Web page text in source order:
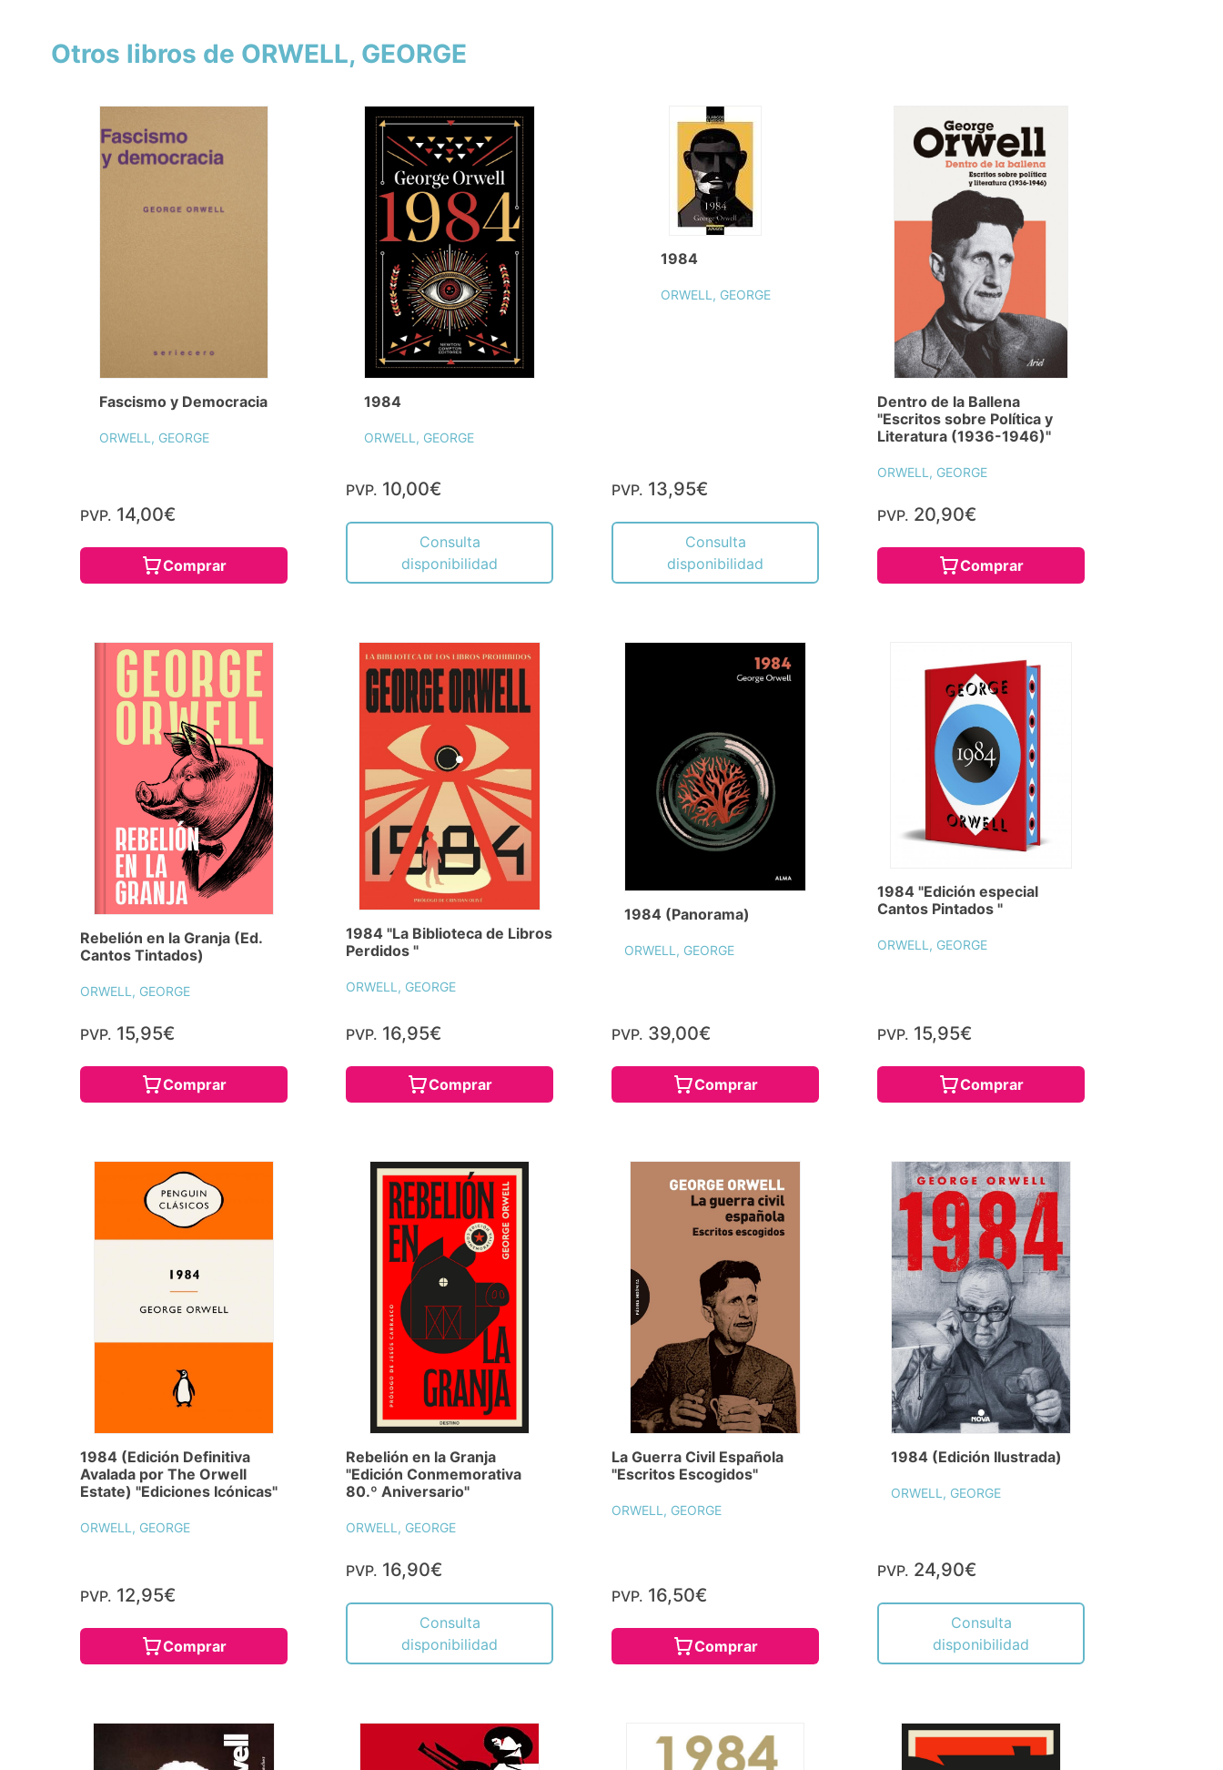
Otros libros de ORWELL, GEORGE
Fascismo y Democracia
ORWELL, GEORGE
PVP. 14,00€
Comprar
1984
ORWELL, GEORGE
PVP. 10,00€
Consulta
disponibilidad
1984
ORWELL, GEORGE
PVP. 13,95€
Consulta
disponibilidad
Dentro de la Ballena
"Escritos sobre Política y
Literatura (1936-1946)"
ORWELL, GEORGE
PVP. 20,90€
Comprar
Rebelión en la Granja (Ed.
Cantos Tintados)
ORWELL, GEORGE
PVP. 15,95€
Comprar
1984 "La Biblioteca de Libros
Perdidos "
ORWELL, GEORGE
PVP. 16,95€
Comprar
1984 (Panorama)
ORWELL, GEORGE
PVP. 39,00€
Comprar
1984 "Edición especial
Cantos Pintados "
ORWELL, GEORGE
PVP. 15,95€
Comprar
1984 (Edición Definitiva
Avalada por The Orwell
Estate) "Ediciones Icónicas"
ORWELL, GEORGE
PVP. 12,95€
Comprar
Rebelión en la Granja
"Edición Conmemorativa
80.º Aniversario"
ORWELL, GEORGE
PVP. 16,90€
Consulta
disponibilidad
La Guerra Civil Española
"Escritos Escogidos"
ORWELL, GEORGE
PVP. 16,50€
Comprar
1984 (Edición Ilustrada)
ORWELL, GEORGE
PVP. 24,90€
Consulta
disponibilidad